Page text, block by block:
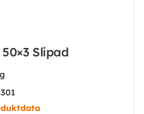
Slipad